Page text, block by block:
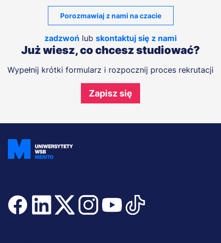
Porozmawiaj z nami na czacie
zadzwoń lub skontaktuj się z nami
Już wiesz, co chcesz studiować?
Wypełnij krótki formularz i rozpocznij proces rekrutacji
Zapisz się